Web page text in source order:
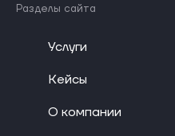
Разделы сайта
Услуги
Кейсы
О компании